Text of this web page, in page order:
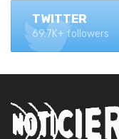
TWITTER
69.7K+ followers